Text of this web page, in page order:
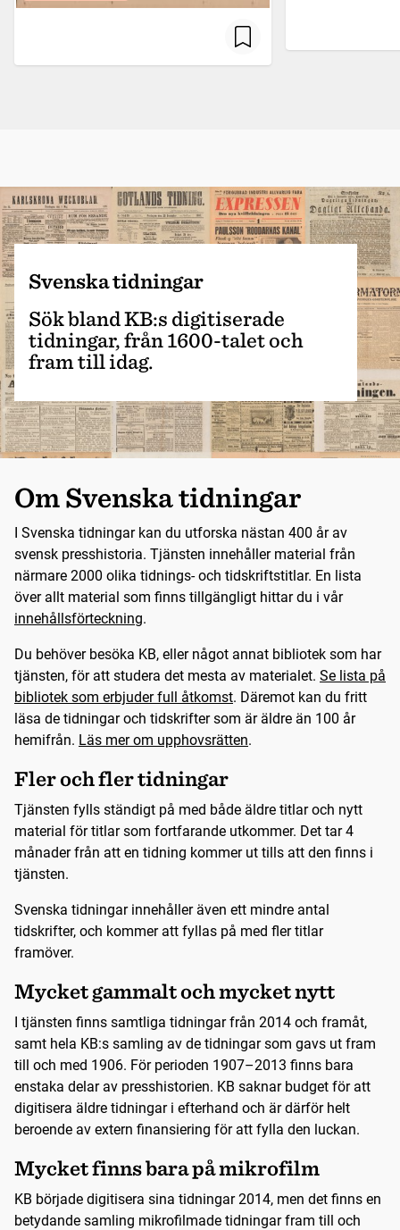
Svenska tidningar
Sök bland KB:s digitiserade
tidningar, från 1600-talet och
fram till idag.
Om Svenska tidningar
I Svenska tidningar kan du utforska nästan 400 år av
svensk presshistoria. Tjänsten innehåller material från
närmare 2000 olika tidnings- och tidskriftstitlar. En lista
över allt material som finns tillgängligt hittar du i vår
innehållsförteckning.
Du behöver besöka KB, eller något annat bibliotek som har
tjänsten, för att studera det mesta av materialet. Se lista på
bibliotek som erbjuder full åtkomst. Däremot kan du fritt
läsa de tidningar och tidskrifter som är äldre än 100 år
hemifrån. Läs mer om upphovsrätten.
Fler och fler tidningar
Tjänsten fylls ständigt på med både äldre titlar och nytt
material för titlar som fortfarande utkommer. Det tar 4
månader från att en tidning kommer ut tills att den finns i
tjänsten.
Svenska tidningar innehåller även ett mindre antal
tidskrifter, och kommer att fyllas på med fler titlar
framöver.
Mycket gammalt och mycket nytt
I tjänsten finns samtliga tidningar från 2014 och framåt,
samt hela KB:s samling av de tidningar som gavs ut fram
till och med 1906. För perioden 1907–2013 finns bara
enstaka delar av presshistorien. KB saknar budget för att
digitisera äldre tidningar i efterhand och är därför helt
beroende av extern finansiering för att fylla den luckan.
Mycket finns bara på mikrofilm
KB började digitisera sina tidningar 2014, men det finns en
betydande samling mikrofilmade tidningar fram till och